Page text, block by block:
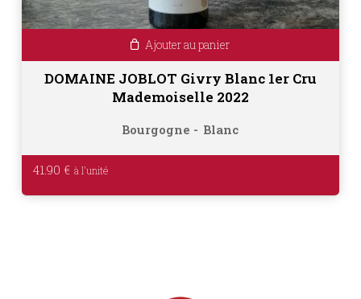
Ajouter au panier
DOMAINE JOBLOT Givry Blanc 1er Cru
Mademoiselle 2022
Bourgogne Blanc
41.90 €